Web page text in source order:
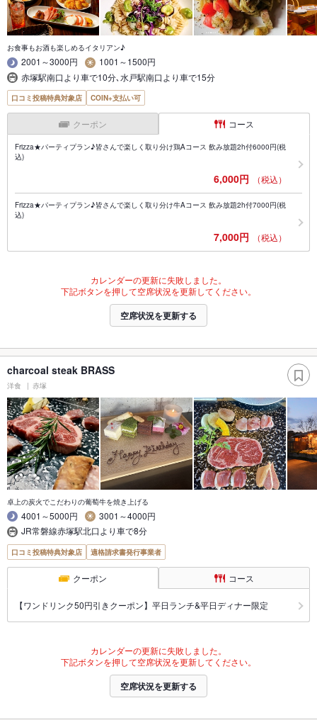
お食事もお酒も楽しめるイタリアン♪
2001～3000円
1001～1500円
赤塚駅南口より車で10分､水戸駅南口より車で15分
口コミ投稿特典対象店 COIN+支払い可
クーポン コース
Frizza★パーティプラン♪皆さんで楽しく取り分け鶏Aコース 飲み放題2h付6000円(税
込)
6,000円 （税込）
Frizza★パーティプラン♪皆さんで楽しく取り分け牛Aコース 飲み放題2h付7000円(税
込)
7,000円 （税込）
カレンダーの更新に失敗しました。
下記ボタンを押して空席状況を更新してください。
空席状況を更新する
charcoal steak BRASS
洋食 赤塚
卓上の炭火でこだわりの葡萄牛を焼き上げる
4001～5000円
3001～4000円
JR常磐線赤塚駅北口より車で8分
口コミ投稿特典対象店 適格請求書発行事業者
クーポン コース
【ワンドリンク50円引きクーポン】平日ランチ&平日ディナー限定
カレンダーの更新に失敗しました。
下記ボタンを押して空席状況を更新してください。
空席状況を更新する